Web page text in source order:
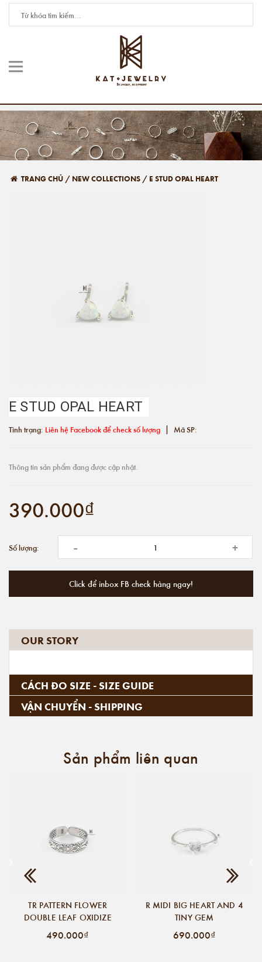
TRANG CHỦ / NEW COLLECTIONS / E STUD OPAL HEART
E STUD OPAL HEART
Tình trạng: Liên hệ Facebook để check số lượng | Mã SP:
Thông tin sản phẩm đang được cập nhật.
390.000₫
Số lượng: - +
Click để inbox FB check hàng ngay!
OUR STORY
CÁCH ĐO SIZE - SIZE GUIDE
VẬN CHUYỂN - SHIPPING
Sản phẩm liên quan
TR PATTERN FLOWER
DOUBLE LEAF OXIDIZE
490.000₫
R MIDI BIG HEART AND 4
TINY GEM
690.000₫